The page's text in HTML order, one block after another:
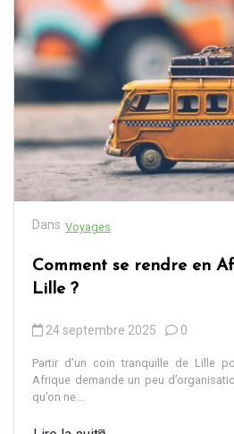
Dans Voyages
Comment se rendre en
Lille ?
24 septembre 2025 0
Partir d’un coin tranquille de Lille
Afrique demande un peu
qu’on ne...